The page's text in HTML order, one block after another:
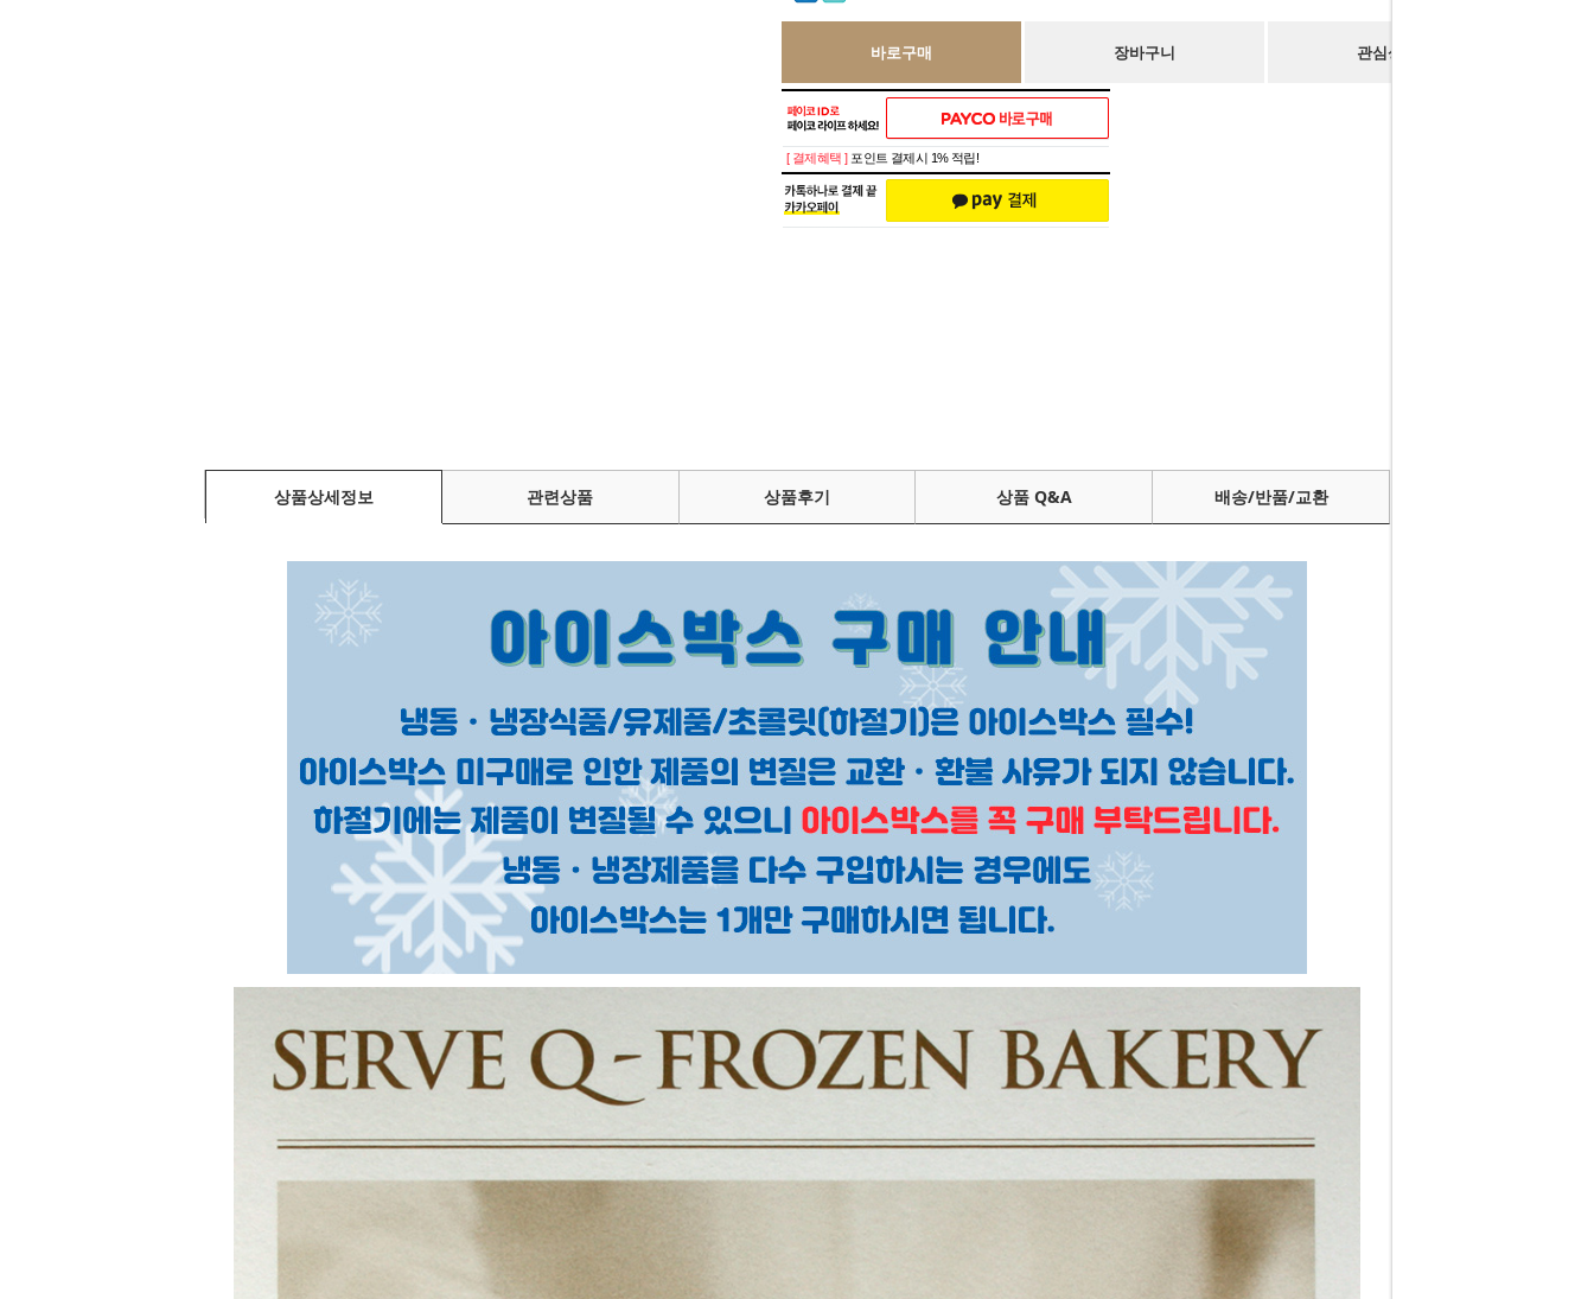
바로구매 장바구니 관심상품
PAYCO 바로구매
[ 결제혜택 ] 포인트 결제시 1% 적립!
상품상세정보 관련상품 상품후기 상품 Q&A 배송/반품/교환